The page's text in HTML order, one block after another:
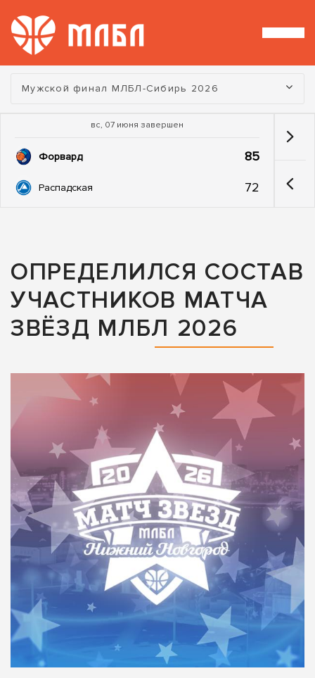
Турнир:
Мужской финал МЛБЛ-Сибирь 2026
вс, 07 июня завершен
Форвард 85
Распадская 72
ОПРЕДЕЛИЛСЯ СОСТАВ
УЧАСТНИКОВ МАТЧА
ЗВЁЗД МЛБЛ 2026